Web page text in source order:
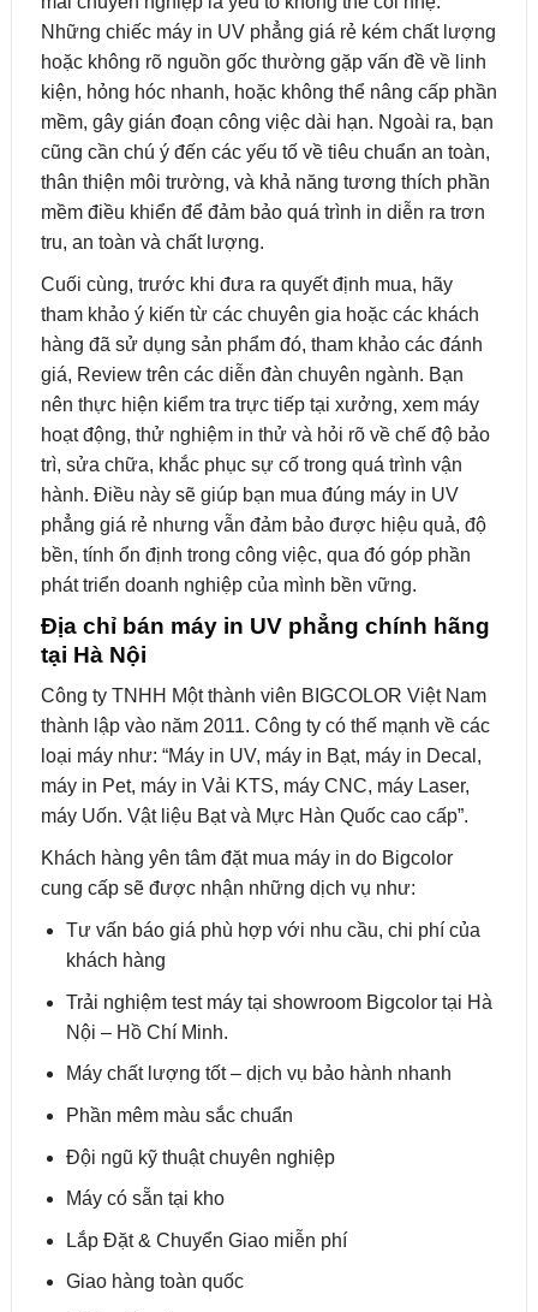
Những chiếc máy in UV phẳng giá rẻ kém chất lượng
hoặc không rõ nguồn gốc thường gặp vấn đề về linh
kiện, hỏng hóc nhanh, hoặc không thể nâng cấp phần
mềm, gây gián đoạn công việc dài hạn. Ngoài ra, bạn
cũng cần chú ý đến các yếu tố về tiêu chuẩn an toàn,
thân thiện môi trường, và khả năng tương thích phần
mềm điều khiển để đảm bảo quá trình in diễn ra trơn
tru, an toàn và chất lượng.
Cuối cùng, trước khi đưa ra quyết định mua, hãy
tham khảo ý kiến từ các chuyên gia hoặc các khách
hàng đã sử dụng sản phẩm đó, tham khảo các đánh
giá, Review trên các diễn đàn chuyên ngành. Bạn
nên thực hiện kiểm tra trực tiếp tại xưởng, xem máy
hoạt động, thử nghiệm in thử và hỏi rõ về chế độ bảo
trì, sửa chữa, khắc phục sự cố trong quá trình vận
hành. Điều này sẽ giúp bạn mua đúng máy in UV
phẳng giá rẻ nhưng vẫn đảm bảo được hiệu quả, độ
bền, tính ổn định trong công việc, qua đó góp phần
phát triển doanh nghiệp của mình bền vững.
Địa chỉ bán máy in UV phẳng chính hãng
tại Hà Nội
Công ty TNHH Một thành viên BIGCOLOR Việt Nam
thành lập vào năm 2011. Công ty có thế mạnh về các
loại máy như: “Máy in UV, máy in Bạt, máy in Decal,
máy in Pet, máy in Vải KTS, máy CNC, máy Laser,
máy Uốn. Vật liệu Bạt và Mực Hàn Quốc cao cấp”.
Khách hàng yên tâm đặt mua máy in do Bigcolor
cung cấp sẽ được nhận những dịch vụ như:
Tư vấn báo giá phù hợp với nhu cầu, chi phí của
khách hàng
Trải nghiệm test máy tại showroom Bigcolor tại Hà
Nội – Hồ Chí Minh.
Máy chất lượng tốt – dịch vụ bảo hành nhanh
Phần mêm màu sắc chuẩn
Đội ngũ kỹ thuật chuyên nghiệp
Máy có sẵn tại kho
Lắp Đặt & Chuyển Giao miễn phí
Giao hàng toàn quốc